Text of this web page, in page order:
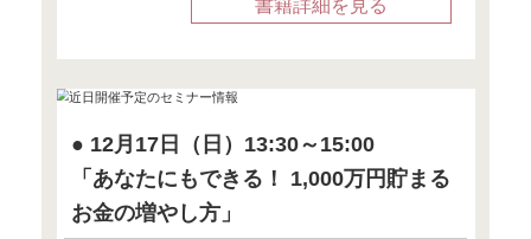
都内にマンション、年に数回
高級車を所有…というように
ここでも「高給取り」という
家も車も旅行も全て上位ラン